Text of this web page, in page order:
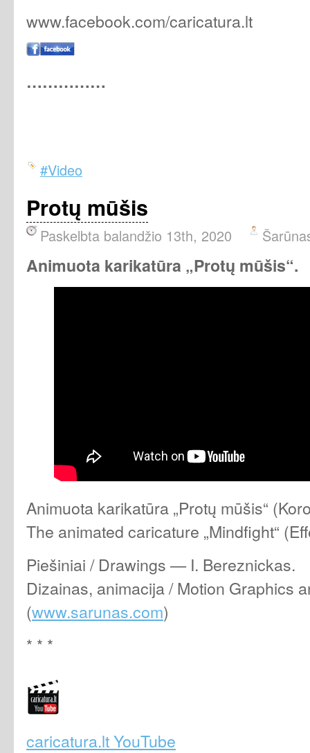
www.facebook.com/caricatura.lt
……………
#Video
Protų mūšis
Paskelbta balandžio 13th, 2020
Animuota karikatūra „Protų mūšis“.
Animuota karikatūra „Protų mūšis“
The animated caricature „Mindfight“
Piešiniai / Drawings — I. Bereznickas.
Dizainas, animacija / Motion Graphics
(www.sarunas.com)
* * *
caricatura.lt YouTube